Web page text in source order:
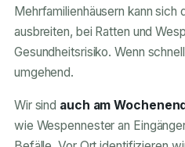
Mehrfamilienhäusern kann sich
ausbreiten, bei Ratten und
Gesundheitsrisiko. Wenn
umgehend.
Wir sind auch am
wie Wespennester an